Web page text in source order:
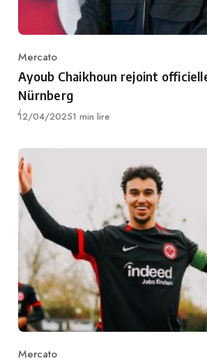
Category
Mercato
Ayoub Chaikhoun rejoint
Nürnberg
Publié
12/04/20251 min lire
Mercato